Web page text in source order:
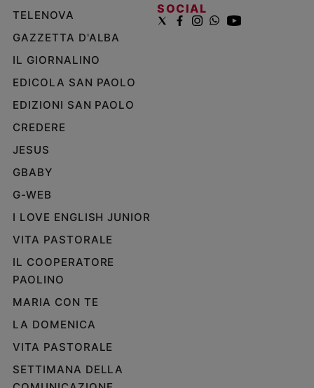
TELENOVA
GAZZETTA D'ALBA
IL GIORNALINO
EDICOLA SAN PAOLO
EDIZIONI SAN PAOLO
CREDERE
JESUS
GBABY
G-WEB
I LOVE ENGLISH JUNIOR
VITA PASTORALE
IL COOPERATORE
PAOLINO
MARIA CON TE
LA DOMENICA
VITA PASTORALE
SETTIMANA DELLA
SOCIAL